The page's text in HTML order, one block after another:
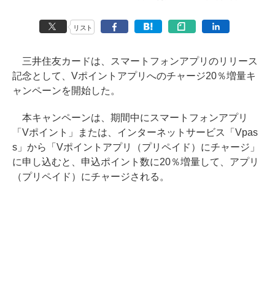
リスト
三井住友カードは、スマートフォンアプリのリリース
記念として、Vポイントアプリへのチャージ20％増量キ
ャンペーンを開始した。
本キャンペーンは、期間中にスマートフォンアプリ
「Vポイント」または、インターネットサービス「Vpas
s」から「Vポイントアプリ（プリペイド）にチャージ」
に申し込むと、申込ポイント数に20％増量して、アプリ
（プリペイド）にチャージされる。